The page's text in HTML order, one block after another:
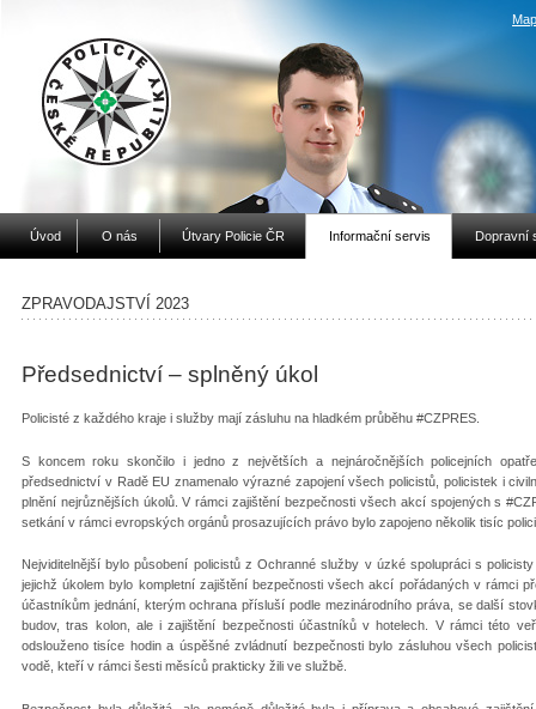
Úvod O nás Útvary Policie ČR Informační servis Dopravní
ZPRAVODAJSTVÍ 2023
Předsednictví – splněný úkol
Policisté z každého kraje i služby mají zásluhu na hladkém průběhu #CZPRES.
S koncem roku skončilo i jedno z největších a nejnáročnějších policejních
předsednictví v Radě EU znamenalo výrazné zapojení všech policistů, policistek i
plnění nejrůznějších úkolů. V rámci zajištění bezpečnosti všech akcí spojených s
setkání v rámci evropských orgánů prosazujících právo bylo zapojeno několik tisíc
Nejviditelnější bylo působení policistů z Ochranné služby v úzké spolupráci s
jejichž úkolem bylo kompletní zajištění bezpečnosti všech akcí pořádaných v rámci
účastníkům jednání, kterým ochrana přísluší podle mezinárodního práva, se další
budov, tras kolon, ale i zajištění bezpečnosti účastníků v hotelech. V rámci této
odslouženo tisíce hodin a úspěšné zvládnutí bezpečnosti bylo zásluhou všech
vodě, kteří v rámci šesti měsíců prakticky žili ve službě.